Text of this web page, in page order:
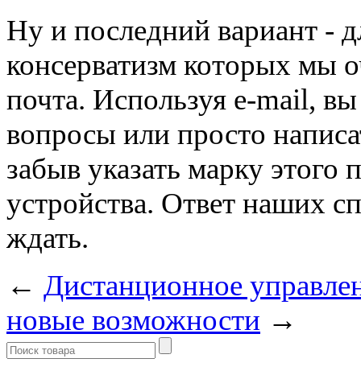
Ну и последний вариант -
консерватизм которых мы
почта. Используя e-mail,
вопросы или просто
забыв указать марку этого
устройства. Ответ наших
ждать.
← Дистанционное
новые возможности →